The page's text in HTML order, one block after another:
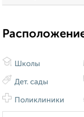
Школы
Дет. сады
Поликлиники